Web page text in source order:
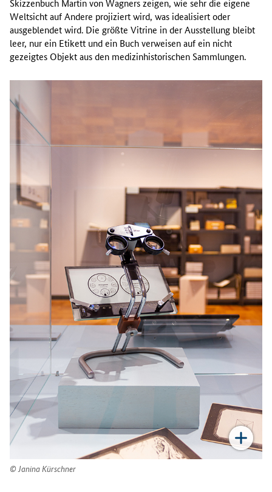
Skizzenbuch Martin von Wagners zeigen, wie sehr die eigene
Weltsicht auf Andere projiziert wird, was idealisiert oder
ausgeblendet wird. Die größte Vitrine in der Ausstellung bleibt
leer, nur ein Etikett und ein Buch verweisen auf ein nicht
gezeigtes Objekt aus den medizinhistorischen Sammlungen.
Janina Kürschner